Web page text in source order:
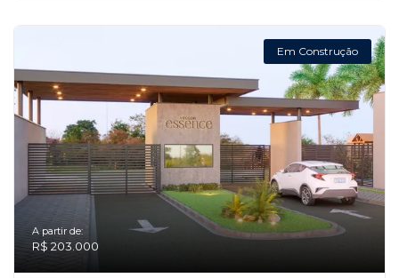
Em Construção
A partir de:
R$ 203.000